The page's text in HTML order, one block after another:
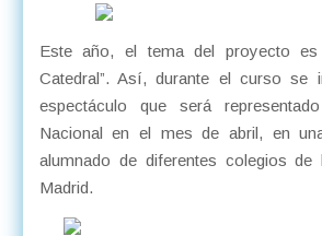
Este año, el tema del proyecto
Catedral”. Así, durante el curso se
espectáculo que será
Nacional en el mes de abril, en
alumnado de diferentes colegios de
Madrid.